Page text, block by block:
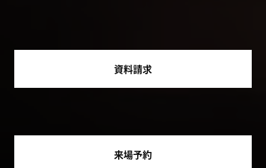
資料請求
来場予約